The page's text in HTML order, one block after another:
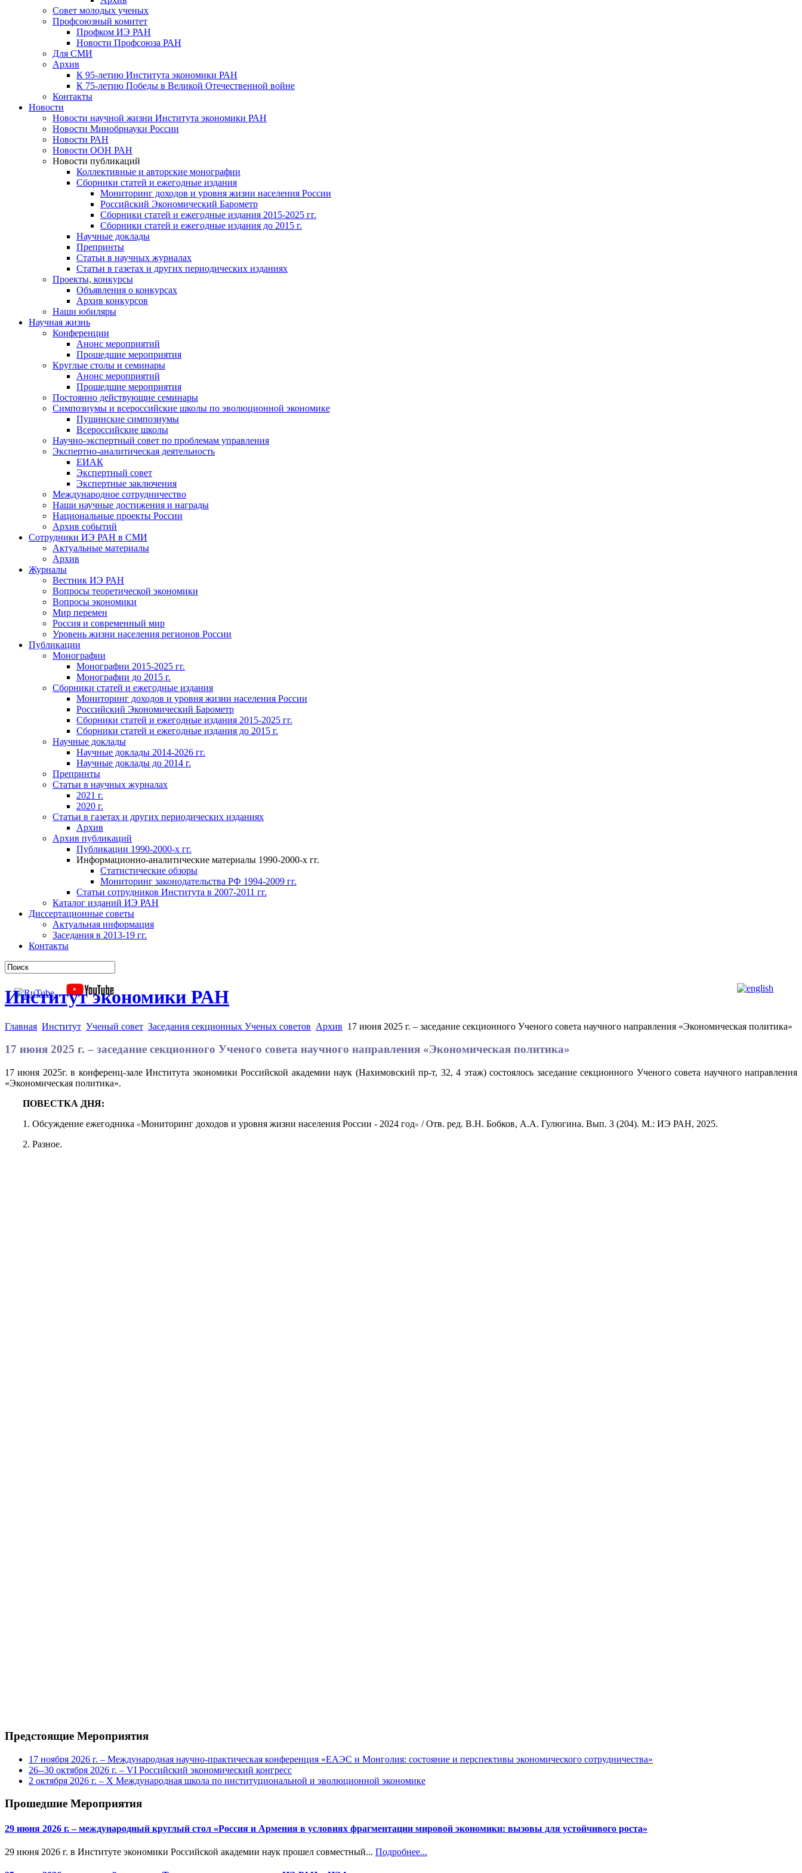
Совет молодых ученых
Профсоюзный комитет
Профком ИЭ РАН
Новости Профсоюза РАН
Для СМИ
Архив
К 95-летию Института экономики РАН
К 75-летию Победы в Великой Отечественной войне
Контакты
Новости
Новости научной жизни Института экономики РАН
Новости Минобрнауки России
Новости РАН
Новости ООН РАН
Новости публикаций
Коллективные и авторские монографии
Сборники статей и ежегодные издания
Мониторинг доходов и уровня жизни населения России
Российский Экономический Барометр
Сборники статей и ежегодные издания 2015-2025 гг.
Сборники статей и ежегодные издания до 2015 г.
Научные доклады
Препринты
Статьи в научных журналах
Статьи в газетах и других периодических изданиях
Проекты, конкурсы
Объявления о конкурсах
Архив конкурсов
Наши юбиляры
Научная жизнь
Конференции
Анонс мероприятий
Прошедшие мероприятия
Круглые столы и семинары
Анонс мероприятий
Прошедшие мероприятия
Постоянно действующие семинары
Симпозиумы и всероссийские школы по эволюционной экономике
Пущинские симпозиумы
Всероссийские школы
Научно-экспертный совет по проблемам управления
Экспертно-аналитическая деятельность
ЕИАК
Экспертный совет
Экспертные заключения
Международное сотрудничество
Наши научные достижения и награды
Национальные проекты России
Архив событий
Сотрудники ИЭ РАН в СМИ
Актуальные материалы
Архив
Журналы
Вестник ИЭ РАН
Вопросы теоретической экономики
Вопросы экономики
Мир перемен
Россия и современный мир
Уровень жизни населения регионов России
Публикации
Монографии
Монографии 2015-2025 гг.
Монографии до 2015 г.
Сборники статей и ежегодные издания
Мониторинг доходов и уровня жизни населения России
Российский Экономический Барометр
Сборники статей и ежегодные издания 2015-2025 гг.
Сборники статей и ежегодные издания до 2015 г.
Научные доклады
Научные доклады 2014-2026 гг.
Научные доклады до 2014 г.
Препринты
Статьи в научных журналах
2021 г.
2020 г.
Статьи в газетах и других периодических изданиях
Архив
Архив публикаций
Публикации 1990-2000-х гг.
Информационно-аналитические материалы 1990-2000-х гг.
Статистические обзоры
Мониторинг законодательства РФ 1994-2009 гг.
Статьи сотрудников Института в 2007-2011 гг.
Каталог изданий ИЭ РАН
Диссертационные советы
Актуальная информация
Заседания в 2013-19 гг.
Контакты
Институт экономики РАН
Главная Институт Ученый совет Заседания секционных Ученых советов Архив 17 июня 2025 г. – заседание секционного Ученого совета научного направления «Экономическая политика»
17 июня 2025 г. – заседание секционного Ученого совета научного направления «Экономическая политика»
17 июня 2025г. в конференц-зале Института экономики Российской академии наук (Нахимовский пр-т, 32, 4 этаж) состоялось заседание секционного Ученого совета научного направления
«Экономическая политика».
ПОВЕСТКА ДНЯ:
1. Обсуждение ежегодника «Мониторинг доходов и уровня жизни населения России - 2024 год» / Отв. ред. В.Н. Бобков, А.А. Гулюгина. Вып. 3 (204). М.: ИЭ РАН, 2025.
2. Разное.
Предстоящие Мероприятия
17 ноября 2026 г. – Международная научно-практическая конференция «ЕАЭС и Монголия: состояние и перспективы экономического сотрудничества»
26--30 октября 2026 г. – VI Российский экономический конгресс
2 октября 2026 г. – X Международная школа по институциональной и эволюционной экономике
Прошедшие Мероприятия
29 июня 2026 г. – международный круглый стол «Россия и Армения в условиях фрагментации мировой экономики: вызовы для устойчивого роста»
29 июня 2026 г. в Институте экономики Российской академии наук прошел совместный... Подробнее...